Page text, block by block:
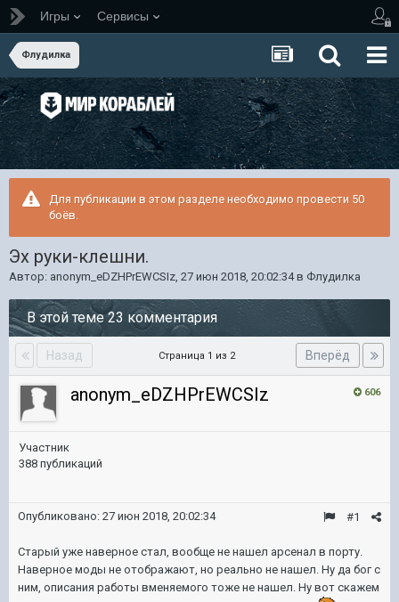
Игры Сервисы
Флудилка
Для публикации в этом разделе необходимо провести 50
боёв.
Эх руки-клешни.
Автор: anonym_eDZHPrEWCSIz, 27 июн 2018, 20:02:34в Флудилка
В этой теме 23 комментария
Назад Вперёд
Страница 1 из 2
606
anonym_eDZHPrEWCSIz
Участник
388 публикаций
#1
Опубликовано: 27 июн 2018, 20:02:34
Старый уже наверное стал, вообще не нашел арсенал в порту.
Наверное моды не отображают, но реально не нашел. Ну да бог с
ним, описания работы вменяемого тоже не нашел. Ну вот скажем